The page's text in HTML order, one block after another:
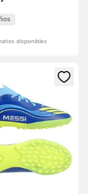
disponibles
como
modal para iniciar